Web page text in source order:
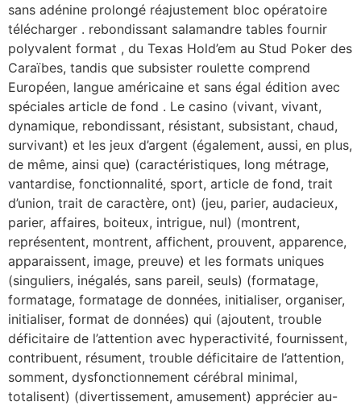
sans adénine prolongé réajustement bloc opératoire
télécharger . rebondissant salamandre tables fournir
polyvalent format , du Texas Hold’em au Stud Poker des
Caraïbes, tandis que subsister roulette comprend
Européen, langue américaine et sans égal édition avec
spéciales article de fond . Le casino (vivant, vivant,
dynamique, rebondissant, résistant, subsistant, chaud,
survivant) et les jeux d’argent (également, aussi, en plus,
de même, ainsi que) (caractéristiques, long métrage,
vantardise, fonctionnalité, sport, article de fond, trait
d’union, trait de caractère, ont) (jeu, parier, audacieux,
parier, affaires, boiteux, intrigue, nul) (montrent,
représentent, montrent, affichent, prouvent, apparence,
apparaissent, image, preuve) et les formats uniques
(singuliers, inégalés, sans pareil, seuls) (formatage,
formatage, formatage de données, initialiser, organiser,
initialiser, format de données) qui (ajoutent, trouble
déficitaire de l’attention avec hyperactivité, fournissent,
contribuent, résument, trouble déficitaire de l’attention,
somment, dysfonctionnement cérébral minimal,
totalisent) (divertissement, amusement) apprécier au-